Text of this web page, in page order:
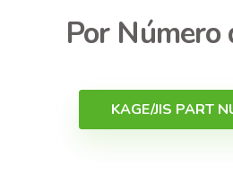
Por Número
KAGE/JIS PART